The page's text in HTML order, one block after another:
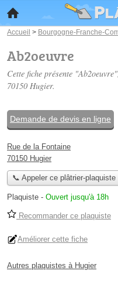
Accueil > Bourgogne-Franche-
Ab2oeuvre
Cette fiche présente
70150 Hugier.
Demande de devis en ligne
Rue de la Fontaine
70150 Hugier
📞 Appeler ce plâtrier-plaquiste
Plaquiste - Ouvert jusqu'à 18h
Recommander ce plaquiste
Améliorer cette fiche
Autres plaquistes à Hugier